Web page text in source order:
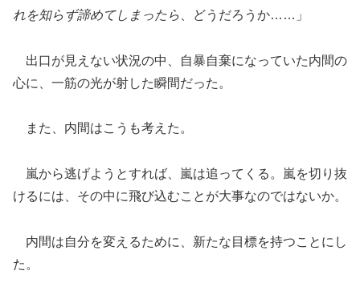
れを知らず諦めてしまったら
、どうだろうか……」
出口が見えない状況の中、自暴自棄になっていた内間の
心に、一筋の光が射した瞬間だった。
また、内間はこうも考えた。
嵐から逃げようとすれば、嵐は追ってくる。嵐を切り抜
けるには、その中に飛び込むことが大事なのではないか。
内間は自分を変えるために、新たな目標を持つことにし
た。